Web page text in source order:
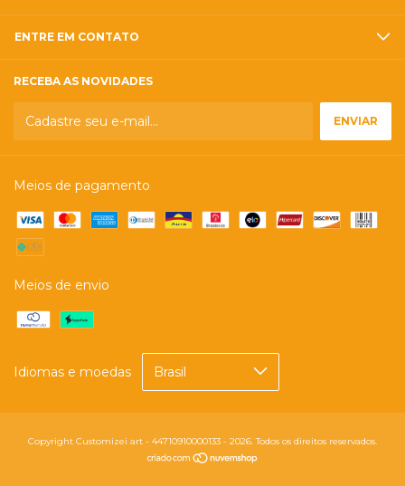
ENTRE EM CONTATO
RECEBA AS NOVIDADES
Meios de pagamento
Meios de envio
Idiomas e moedas
Copyright Customizei art - 44710910000133 - 2026. Todos os direitos reservados.